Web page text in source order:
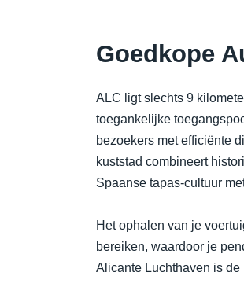
Goedkope
ALC ligt slechts 9
toegankelijke
bezoekers met efficiënte
kuststad combineert
Spaanse tapas-cultuur
Het ophalen van je
bereiken, waardoor je
Alicante Luchthaven is de